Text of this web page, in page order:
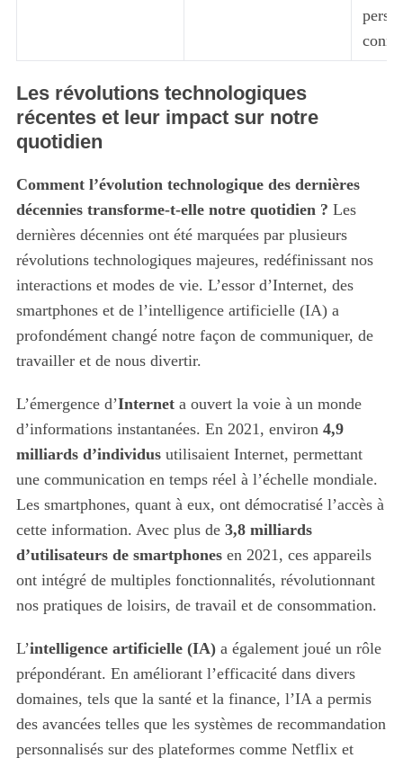
Les révolutions technologiques
récentes et leur impact sur notre
quotidien
Comment l’évolution technologique des dernières
décennies transforme-t-elle notre quotidien ? Les
dernières décennies ont été marquées par plusieurs
révolutions technologiques majeures, redéfinissant nos
interactions et modes de vie. L’essor d’Internet, des
smartphones et de l’intelligence artificielle (IA) a
profondément changé notre façon de communiquer, de
travailler et de nous divertir.
L’émergence d’Interneta ouvert la voie à un monde
d’informations instantanées. En 2021, environ 4,9
milliards d’individusutilisaient Internet, permettant
une communication en temps réel à l’échelle mondiale.
Les smartphones, quant à eux, ont démocratisé l’accès à
cette information. Avec plus de 3,8 milliards
d’utilisateurs de smartphonesen 2021, ces appareils
ont intégré de multiples fonctionnalités, révolutionnant
nos pratiques de loisirs, de travail et de consommation.
L’intelligence artificielle (IA)a également joué un rôle
prépondérant. En améliorant l’efficacité dans divers
domaines, tels que la santé et la finance, l’IA a permis
des avancées telles que les systèmes de recommandation
personnalisés sur des plateformes comme Netflix et